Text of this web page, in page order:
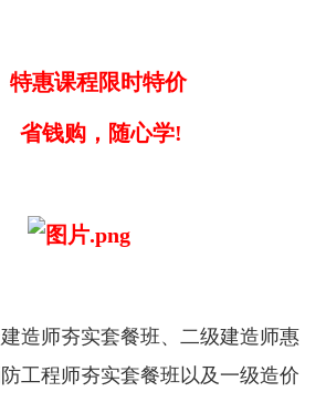
特惠课程限时特价
钱购，随心学!
造师夯实套餐班、二级建造师惠
工程师夯实套餐班以及一级造价